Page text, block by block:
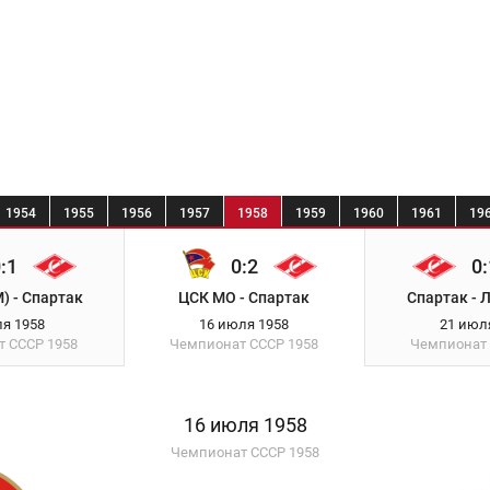
1954 1955 1956 1957 1958 1959 1960 1961
- Спартак
1958
СССР 1958
0:2
ЦСК МО - Спартак
16 июля 1958
Чемпионат СССР 1958
Спартак -
21
16 июля 1958
Чемпионат СССР 1958